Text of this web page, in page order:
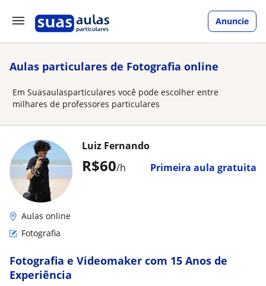
Anuncie
Aulas particulares de Fotografia online
Em Suasaulasparticulares você pode escolher entre
milhares de professores particulares
R$60/h Primeira aula gratuita
Luiz Fernando
Aulas online
Fotografia
Fotografia e Videomaker com 15 Anos de
Experiência